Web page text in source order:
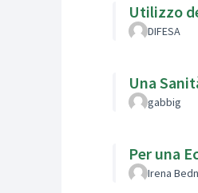
Utilizzo
DIFESA
Una
gabbig
Per una
Irena